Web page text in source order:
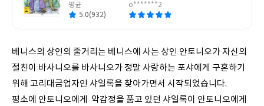
평균
5.0(932)
o*******2
베니스의 상인의 줄거리는 베니스에 사는 상인 안토니오가 자신의
절친이 바사니오를 바사니오가 정말 사랑하는 포샤에게 구혼하기
위해 고리대금업자인 샤일록을 찾아가면서 시작되었습니다.
평소에 안토니오에게 악감정을 품고 있던 샤일록이 안토니오에게